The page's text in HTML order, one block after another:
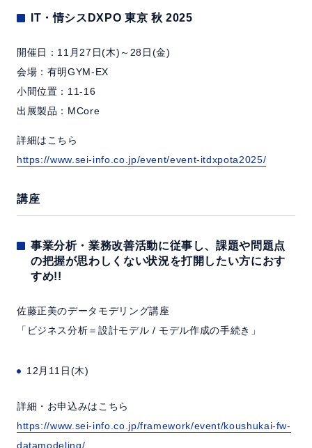
IT・情シスDXPO 東京 秋 2025
開催日：11月27日(木)～28日(金)
会場：有明GYM-EX
小間位置：11-16
出展製品：MCore
詳細はこちら
https://www.sei-info.co.jp/event/event-itdxpota2025/
講座
事業分析・業務改善活動に従事し、課題や問題点
の把握が思わしくない状況を打開したい方におす
すめ!!
佐藤正美のデータモデリング講座
「ビジネス分析＝設計モデル / モデル作成の手続き」
12月11日(木)
詳細・お申込みはこちら
https://www.sei-info.co.jp/framework/event/koushukai-fw-
datamodeling/